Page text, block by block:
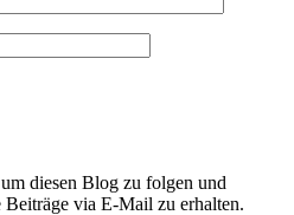
diesen Blog zu folgen und
via E-Mail zu erhalten.